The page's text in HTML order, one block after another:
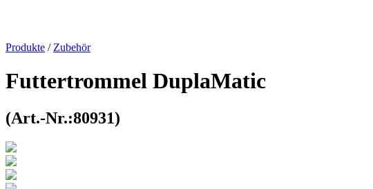
Produkte / Zubehör
Futtertrommel DuplaMatic
(Art.-Nr.:80931)